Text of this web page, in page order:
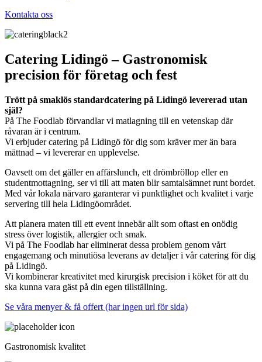
Kontakta oss
Catering Lidingö – Gastronomisk
precision för företag och fest
Trött på smaklös standardcatering på Lidingö levererad utan
själ?
På The Foodlab förvandlar vi matlagning till en vetenskap där
råvaran är i centrum.
Vi erbjuder catering på Lidingö för dig som kräver mer än bara
mättnad – vi levererar en upplevelse.
Oavsett om det gäller en affärslunch, ett drömbröllop eller en
studentmottagning, ser vi till att maten blir samtalsämnet runt bordet.
Med vår lokala närvaro garanterar vi punktlighet och kvalitet i varje
servering till hela Lidingöområdet.
Att planera maten till ett event innebär allt som oftast en onödig
stress över logistik, allergier och smak.
Vi på The Foodlab har eliminerat dessa problem genom vårt
engagemang och minutiösa leverans av detaljer i vår catering för dig
på Lidingö.
Vi kombinerar kreativitet med kirurgisk precision i köket för att du
ska kunna vara gäst på din egen tillställning.
Se våra menyer & få offert (har ingen url för sida)
Gastronomisk kvalitet